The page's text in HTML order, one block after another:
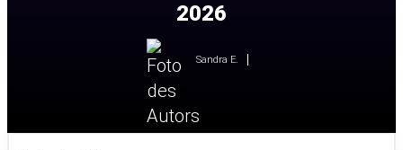
2026
Sandra E.